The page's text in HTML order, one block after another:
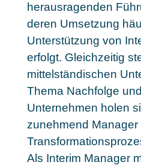
herausragenden
deren Umsetzung
Unterstützung von
erfolgt. Gleichzeitig
mittelständischen
Thema Nachfolge
Unternehmen holen
zunehmend
Als Interim Manager